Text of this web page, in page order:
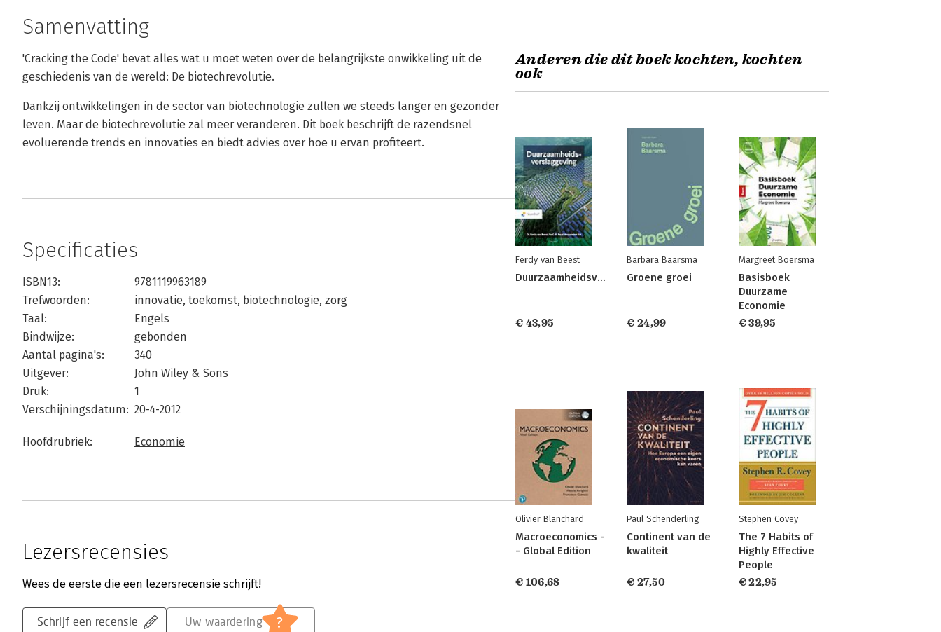
Samenvatting
'Cracking the Code' bevat alles wat u moet weten over de belangrijkste onwikkeling uit de
geschiedenis van de wereld: De biotechrevolutie.
Dankzij ontwikkelingen in de sector van biotechnologie zullen we steeds langer en gezonder
leven. Maar de biotechrevolutie zal meer veranderen. Dit boek beschrijft de razendsnel
evoluerende trends en innovaties en biedt advies over hoe u ervan profiteert.
Specificaties
ISBN13:
9781119963189
Trefwoorden:
innovatie, toekomst, biotechnologie, zorg
Taal:
Engels
Bindwijze:
gebonden
Aantal pagina's:
340
Uitgever:
John Wiley & Sons
Druk:
1
Verschijningsdatum: 20-4-2012
Hoofdrubriek: Economie
Lezersrecensies
Wees de eerste die een lezersrecensie schrijft!
Schrijf een recensie Uw waardering ?
Anderen die dit boek kochten, kochten
ook
Ferdy van Beest
Duurzaamheidsverslaggeving
€ 43,95
Barbara Baarsma
Groene groei
€ 24,99
Margreet Boersma
Basisboek
Duurzame
Economie
€ 39,95
Olivier Blanchard
Macroeconomics -
- Global Edition
€ 106,68
Paul Schenderling
Continent van de
kwaliteit
€ 27,50
Stephen Covey
The 7 Habits of
Highly Effective
People
€ 22,95